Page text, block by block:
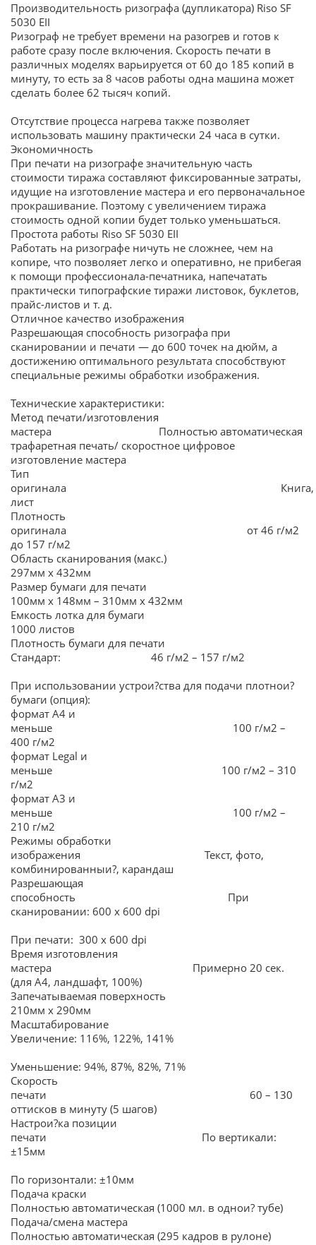
Производительность ризографа (дупликатора) Riso SF
5030 EII
Ризограф не требует времени на разогрев и готов к
работе сразу после включения. Скорость печати в
различных моделях варьируется от 60 до 185 копий в
минуту, то есть за 8 часов работы одна машина может
сделать более 62 тысяч копий.
Отсутствие процесса нагрева также позволяет
использовать машину практически 24 часа в сутки.
Экономичность
При печати на ризографе значительную часть
стоимости тиража составляют фиксированные затраты,
идущие на изготовление мастера и его первоначальное
прокрашивание. Поэтому с увеличением тиража
стоимость одной копии будет только уменьшаться.
Простота работы Riso SF 5030 EII
Работать на ризографе ничуть не сложнее, чем на
копире, что позволяет легко и оперативно, не прибегая
к помощи профессионала-печатника, напечатать
практически типографские тиражи листовок, буклетов,
прайс-листов и т. д.
Отличное качество изображения
Разрешающая способность ризографа при
сканировании и печати — до 600 точек на дюйм, а
достижению оптимального результата способствуют
специальные режимы обработки изображения.
Технические характеристики:
Метод печати/изготовления
мастера Полностью автоматическая
трафаретная печать/ скоростное цифровое
изготовление мастера
Тип
оригинала Книга,
лист
Плотность
оригинала от 46 г/м2
до 157 г/м2
Область сканирования (макс.)
297мм х 432мм
Размер бумаги для печати
100мм х 148мм – 310мм х 432мм
Емкость лотка для бумаги
1000 листов
Плотность бумаги для печати
Стандарт: 46 г/м2 – 157 г/м2
При использовании устрои?ства для подачи плотнои?
бумаги (опция):
формат А4 и
меньше 100 г/м2 –
400 г/м2
формат Legal и
меньше 100 г/м2 – 310
г/м2
формат А3 и
меньше 100 г/м2 –
210 г/м2
Режимы обработки
изображения Текст, фото,
комбинированныи?, карандаш
Разрешающая
способность При
сканировании: 600 х 600 dpi
При печати: 300 x 600 dpi
Время изготовления
мастера Примерно 20 сек.
(для А4, ландшафт, 100%)
Запечатываемая поверхность
210мм х 290мм
Масштабирование
Увеличение: 116%, 122%, 141%
Уменьшение: 94%, 87%, 82%, 71%
Скорость
печати 60 – 130
оттисков в минуту (5 шагов)
Настрои?ка позиции
печати По вертикали:
±15мм
По горизонтали: ±10мм
Подача краски
Полностью автоматическая (1000 мл. в однои? тубе)
Подача/смена мастера
Полностью автоматическая (295 кадров в рулоне)